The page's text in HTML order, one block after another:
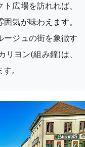
広場を訪れれば、
気が味わえます。
ージュの街を象徴す
リヨン(組み鐘)は、
。